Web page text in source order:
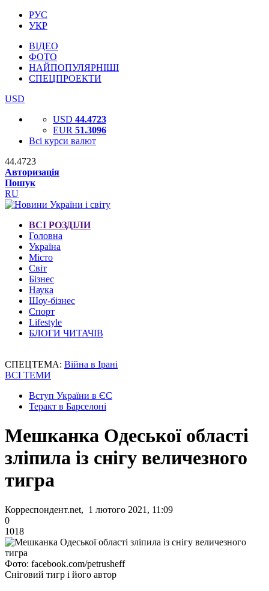
РУС
УКР
ВІДЕО
ФОТО
НАЙПОПУЛЯРНІШІ
СПЕЦПРОЕКТИ
USD
USD 44.4723
EUR 51.3096
Всі курси валют
44.4723
Авторизація
Пошук
RU
ВСІ РОЗДІЛИ
Головна
Україна
Місто
Світ
Бізнес
Наука
Шоу-бізнес
Спорт
Lifestyle
БЛОГИ ЧИТАЧІВ
СПЕЦТЕМА: Війна в Ірані
ВСІ ТЕМИ
Вступ України в ЄС
Теракт в Барселоні
Мешканка Одеської області
зліпила із снігу величезного
тигра
Корреспондент.net, 1 лютого 2021, 11:09
0
1018
Фото: facebook.com/petrusheff
Сніговий тигр і його автор